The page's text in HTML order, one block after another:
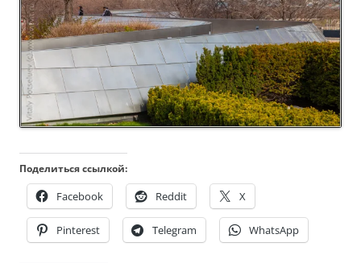
Поделиться ссылкой:
Facebook Reddit X
Pinterest Telegram WhatsApp